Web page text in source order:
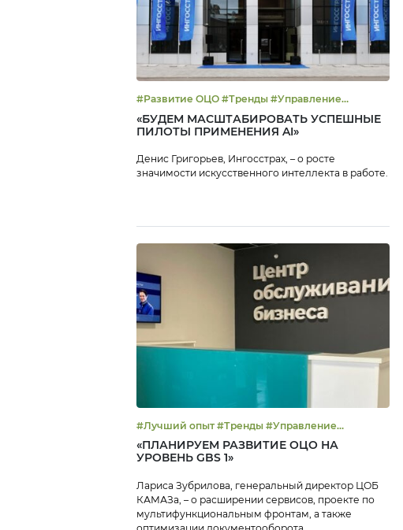
#Развитие ОЦО #Тренды #Управление
эффективностью
«БУДЕМ МАСШТАБИРОВАТЬ УСПЕШНЫЕ
ПИЛОТЫ ПРИМЕНЕНИЯ AI»
Денис Григорьев, Ингосстрах, – о росте
значимости искусственного интеллекта в работе.
#Лучший опыт #Тренды #Управление
эффективностью
«ПЛАНИРУЕМ РАЗВИТИЕ ОЦО НА
УРОВЕНЬ GBS 1»
Лариса Зубрилова, генеральный директор ЦОБ
КАМАЗа, – о расширении сервисов, проекте по
мультифункциональным фронтам, а также